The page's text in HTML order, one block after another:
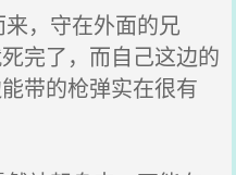
，守在外面的兄
完了，而自己这边的
带的枪弹实在很有